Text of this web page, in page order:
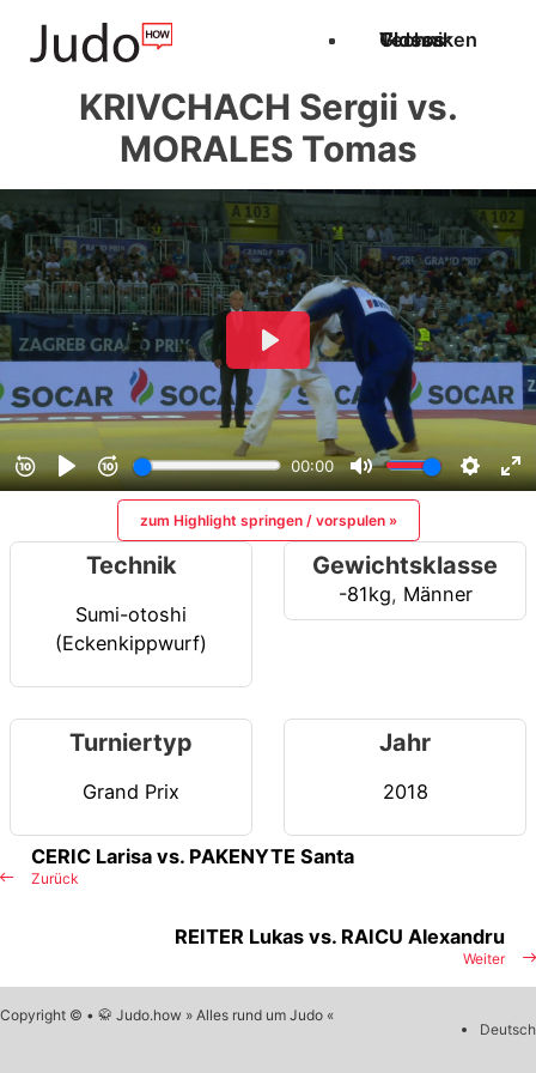
Techniken
Videos
Glossar
KRIVCHACH Sergii vs.
MORALES Tomas
zum Highlight springen / vorspulen »
Technik
Sumi-otoshi
(Eckenkippwurf)
Gewichtsklasse
-81kg, Männer
Turniertyp
Grand Prix
Jahr
2018
Zurück
CERIC Larisa vs. PAKENYTE Santa
Weiter
REITER Lukas vs. RAICU Alexandru
Copyright © • 🥋 Judo.how » Alles rund um Judo «
Deutsch